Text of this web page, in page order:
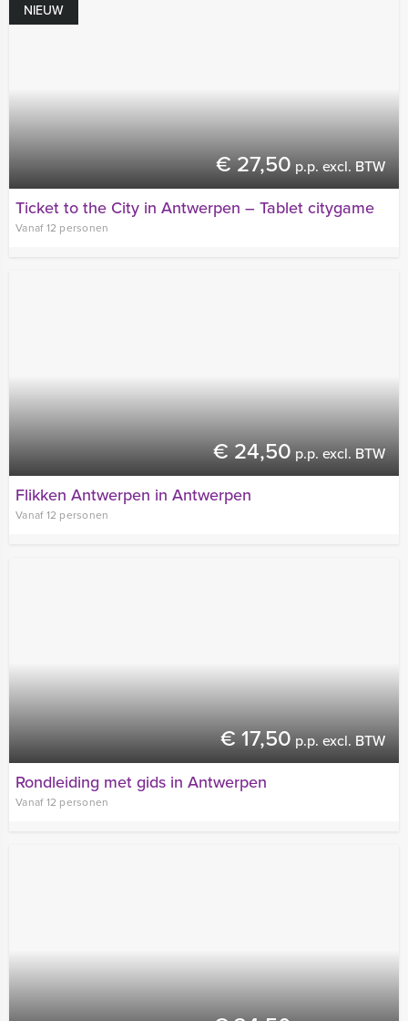
NIEUW
€ 27,50 p.p. excl. BTW
Ticket to the City in Antwerpen – Tablet citygame
Vanaf 12 personen
€ 24,50 p.p. excl. BTW
Flikken Antwerpen in Antwerpen
Vanaf 12 personen
€ 17,50 p.p. excl. BTW
Rondleiding met gids in Antwerpen
Vanaf 12 personen